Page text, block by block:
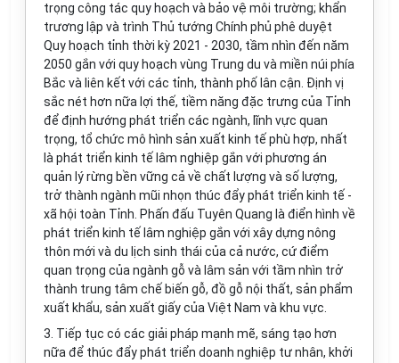
trọng công tác quy hoạch và bảo vệ môi trường; khẩn
trương lập và trình Thủ tướng Chính phủ phê duyệt
Quy hoạch tỉnh thời kỳ 2021 - 2030, tầm nhìn đến năm
2050 gắn với quy hoạch vùng Trung du và miền núi phía
Bắc và liên kết với các tỉnh, thành phố lân cận. Định vị
sắc nét hơn nữa lợi thế, tiềm năng đặc trưng của Tỉnh
để định hướng phát triển các ngành, lĩnh vực quan
trọng, tổ chức mô hình sản xuất kinh tế phù hợp, nhất
là phát triển kinh tế lâm nghiệp gắn với phương án
quản lý rừng bền vững cả về chất lượng và số lượng,
trở thành ngành mũi nhọn thúc đẩy phát triển kinh tế -
xã hội toàn Tỉnh. Phấn đấu Tuyên Quang là điển hình về
phát triển kinh tế lâm nghiệp gắn với xây dựng nông
thôn mới và du lịch sinh thái của cả nước, cứ điểm
quan trọng của ngành gỗ và lâm sản với tầm nhìn trở
thành trung tâm chế biến gỗ, đồ gỗ nội thất, sản phẩm
xuất khẩu, sản xuất giấy của Việt Nam và khu vực.
3. Tiếp tục có các giải pháp mạnh mẽ, sáng tạo hơn
nữa để thúc đẩy phát triển doanh nghiệp tư nhân, khởi